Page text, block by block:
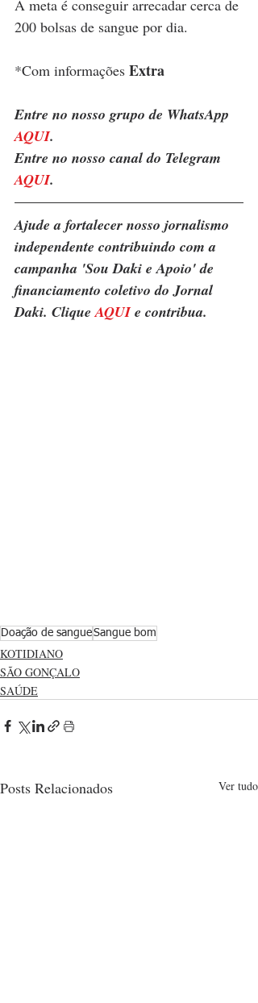
A meta é conseguir arrecadar cerca de
200 bolsas de sangue por dia.
*Com informações Extra
Entre no nosso grupo de WhatsApp
AQUI.
Entre no nosso canal do Telegram
AQUI.
Ajude a fortalecer nosso jornalismo
independente contribuindo com a
campanha 'Sou Daki e Apoio' de
financiamento coletivo do Jornal
Daki. Clique AQUI e contribua.
Doação de sangueSangue bom
KOTIDIANO
SÃO GONÇALO
SAÚDE
Posts Relacionados Ver tudo